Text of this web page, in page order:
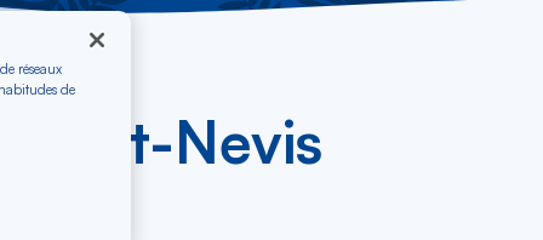
et-Nevis
réseaux
de